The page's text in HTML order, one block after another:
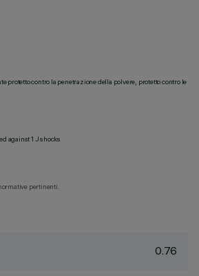
protetto contro la penetrazione della polvere, protetto contro le
against 1 J shocks
pertinenti.
0.76